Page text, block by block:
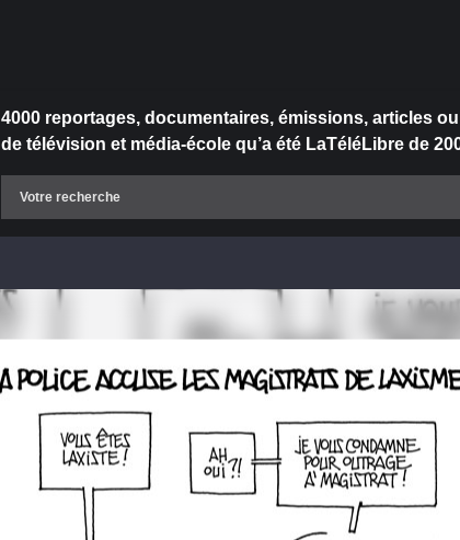
4000 reportages, documentaires, émissions, articles
de télévision et média-école qu’a été LaTéléLibre de